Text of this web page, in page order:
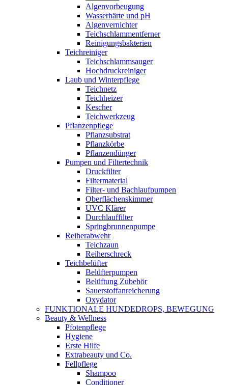
Algenvorbeugung
Wasserhärte und pH
Algenvernichter
Teichschlammentferner
Reinigungsbakterien
Teichreiniger
Teichschlammsauger
Hochdruckreiniger
Laub und Winterpflege
Teichnetz
Teichheizer
Kescher
Teichwerkzeug
Pflanzenpflege
Pflanzsubstrat
Pflanzkörbe
Pflanzendünger
Pumpen und Filtertechnik
Druckfilter
Filtermaterial
Filter- und Bachlaufpumpen
Oberflächenskimmer
UVC Klärer
Durchlauffilter
Springbrunnenpumpe
Reiherabwehr
Teichzaun
Reiherschreck
Teichbelüfter
Belüfterpumpen
Belüftung Zubehör
Sauerstoffanreicherung
Oxydator
FUNKTIONALE HUNDEDROPS, BEWEGUNG
Beauty & Wellness
Pfotenpflege
Hygiene
Erste Hilfe
Extrabeauty und Co.
Fellpflege
Shampoo
Conditioner